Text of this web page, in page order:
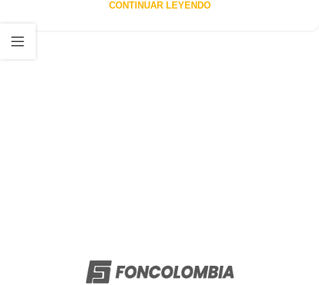
CONTINUAR LEYENDO